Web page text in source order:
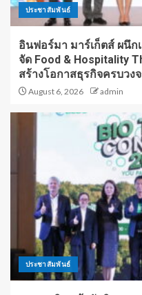
ประชาสัมพันธ์
อินฟอร์มา มาร์เก็ตส์ ผนึก
จัด Food & Hospitality
สร้างโอกาสธุรกิจครบวง
August 6, 2026 admin
ประชาสัมพันธ์